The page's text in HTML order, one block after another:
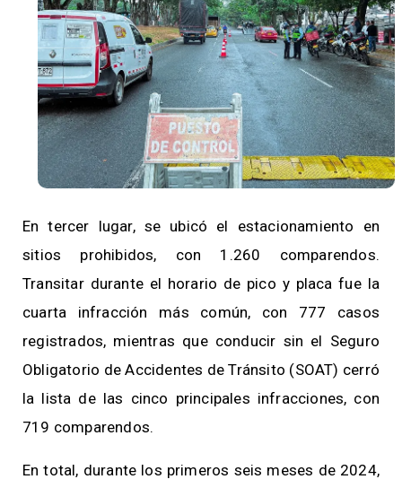
En tercer lugar, se ubicó el estacionamiento en
sitios prohibidos, con 1.260 comparendos.
Transitar durante el horario de pico y placa fue la
cuarta infracción más común, con 777 casos
registrados, mientras que conducir sin el Seguro
Obligatorio de Accidentes de Tránsito (SOAT) cerró
la lista de las cinco principales infracciones, con
719 comparendos.
En total, durante los primeros seis meses de 2024,